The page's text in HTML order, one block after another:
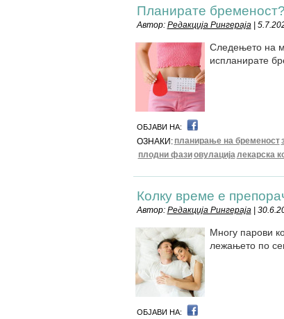
Планирате
Автор: Редакција Рингераја|
Следењето на
испланирате
ОБЈАВИ НА:
ОЗНАКИ: планирање на бременост
плодни фазиовулацијалекарска
Колку време е
Автор: Редакција Рингераја|
Многу парови
лежањето по
ОБЈАВИ НА: